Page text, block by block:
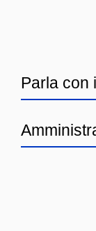
Parla con